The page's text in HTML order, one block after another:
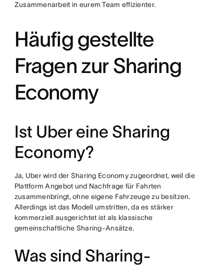
Zusammenarbeit in eurem Team effizienter.
Häufig gestellte
Fragen zur Sharing
Economy
Ist Uber eine Sharing
Economy?
Ja, Uber wird der Sharing Economy zugeordnet, weil die
Plattform Angebot und Nachfrage für Fahrten
zusammenbringt, ohne eigene Fahrzeuge zu besitzen.
Allerdings ist das Modell umstritten, da es stärker
kommerziell ausgerichtet ist als klassische
gemeinschaftliche Sharing-Ansätze.
Was sind Sharing-